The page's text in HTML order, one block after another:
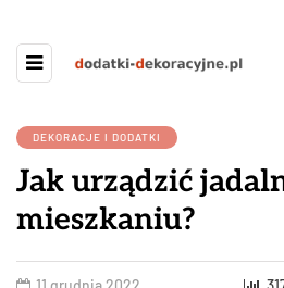
DEKORACJE I DODATKI
Jak urządzić
mieszkaniu?